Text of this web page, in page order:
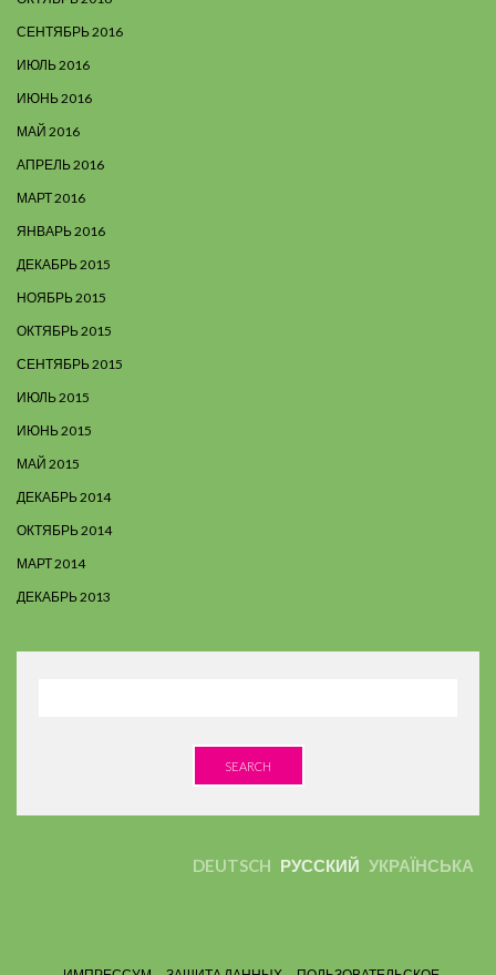
СЕНТЯБРЬ 2016
ИЮЛЬ 2016
ИЮНЬ 2016
МАЙ 2016
АПРЕЛЬ 2016
МАРТ 2016
ЯНВАРЬ 2016
ДЕКАБРЬ 2015
НОЯБРЬ 2015
ОКТЯБРЬ 2015
СЕНТЯБРЬ 2015
ИЮЛЬ 2015
ИЮНЬ 2015
МАЙ 2015
ДЕКАБРЬ 2014
ОКТЯБРЬ 2014
МАРТ 2014
ДЕКАБРЬ 2013
SEARCH
DEUTSCH РУССКИЙ УКРАЇНСЬКА